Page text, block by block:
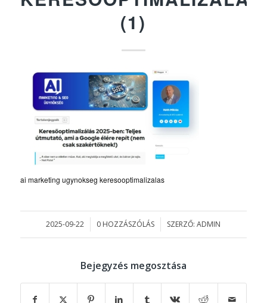
(1)
ai marketing ugynokseg keresooptimalizalas
2025-09-22
/ 0 HOZZÁSZÓLÁS
/ SZERZŐ:ADMIN
Bejegyzés megosztása